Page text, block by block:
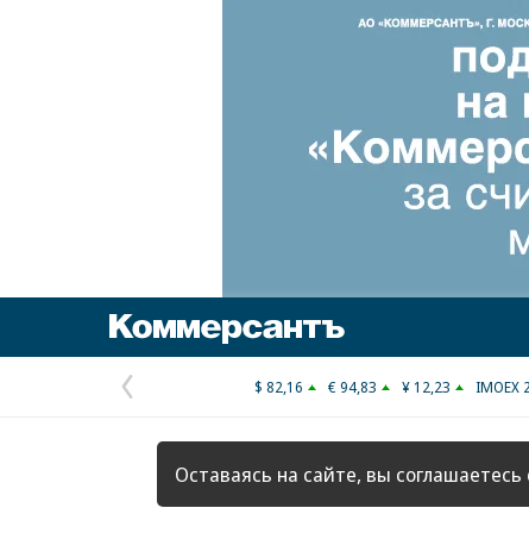
Предыдущая
страница
$ 82,16 € 94,83 ¥ 12,23 IMOEX
Оставаясь на сайте, вы соглашаетесь